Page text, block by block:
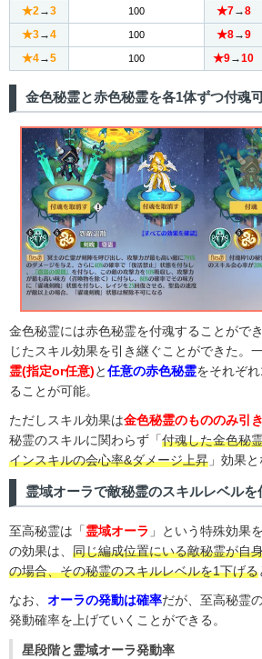
★2→3 100 ★7→8
★3→4 100 ★8→9
★4→5 100 ★9→10
金色秘霊と赤色秘霊を各1体ずつ付魂
金色秘霊には赤色秘霊を付魂することがで
じたスキル効果を引き継ぐことができた。
霊(指定or任意)と任意の赤色秘霊をそれぞ
ることが可能。
ただしスキル効果は金色秘霊のもののみ引
秘霊のスキルに関わらず「付魂した金色秘
インスキルの会心率&ダメージ上昇 」効果
霊域オーラで敵秘霊のスキルレベルを
至高秘霊は「霊域オーラ 」という特殊効果
の効果は、 同じ編成位置にいる敵秘霊が自
の場合、その秘霊のスキルレベルを1下げる
なお、 オーラの発動は確率だが、至高秘霊
発動確率を上げていくことができる。
星段階と霊域オーラ発動率